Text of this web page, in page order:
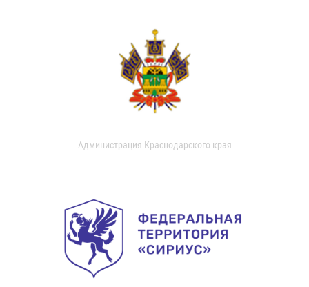
Администрация Краснодарского края